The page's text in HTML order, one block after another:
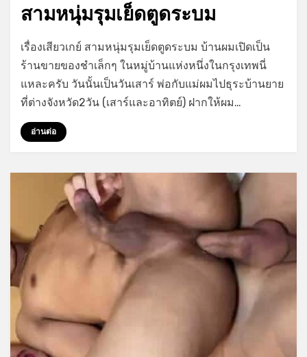
สามหนุ่มรุมเย็ดตูดระบม
GayStory
Leave a comment
on
สาม
หนุ่ม
รุม
เย็ด
เรื่องเสียวเกย์ สามหนุ่มรุมเย็ดตูดระบม บ้านผมเปิดเป็น
ร้านขายของชำเล็กๆ ในหมู่บ้านแห่งหนึ่งในกรุงเทพนี่
แหละครับ วันนั้นเป็นวันเสาร์ พ่อกับแม่ผมไปธุระบ้านยาย
ที่ต่างจังหวัด2วัน (เสาร์และอาทิตย์) ฝากให้ผม…
อ่านต่อ